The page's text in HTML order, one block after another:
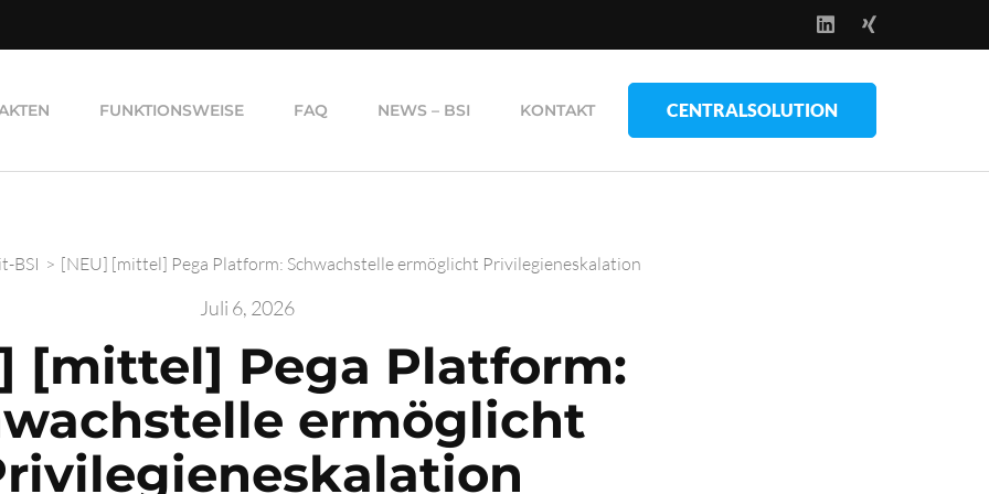
FUNKTIONSWEISE FAQ NEWS – BSI KONTAKT CENTRALSOLUTION
BSI > [NEU] [mittel] Pega Platform: Schwachstelle ermöglicht Privilegieneskalation
Juli 6, 2026
[mittel] Pega Platform:
ermöglicht